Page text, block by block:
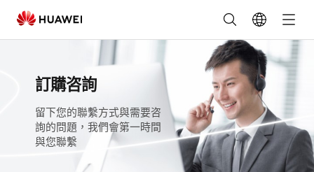
華
訂購咨詢
留下您的聯繫方式與需要咨
詢的問題，我們會第一時間
與您聯繫